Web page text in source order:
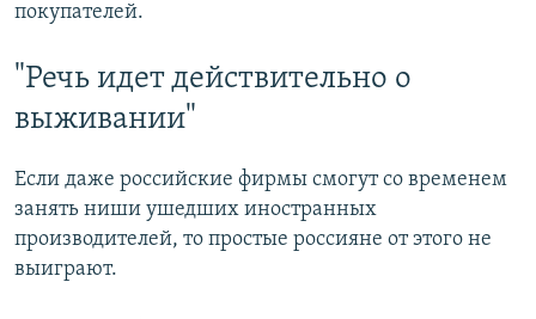
покупателей.
"Речь идет действительно о
выживании"
Если даже российские фирмы смогут со временем
занять ниши ушедших иностранных
производителей, то простые россияне от этого не
выиграют.